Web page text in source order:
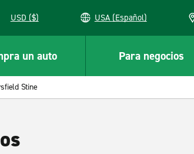
USD ($) USA (Español)
un auto Para negocios
Stine